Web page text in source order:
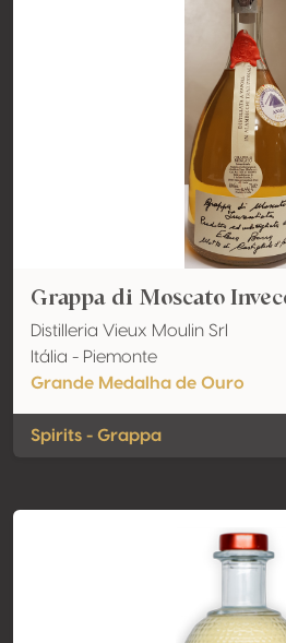
Grappa di Moscato
Distilleria Vieux Moulin Srl
Itália - Piemonte
Grande Medalha de Ouro
Spirits - Grappa